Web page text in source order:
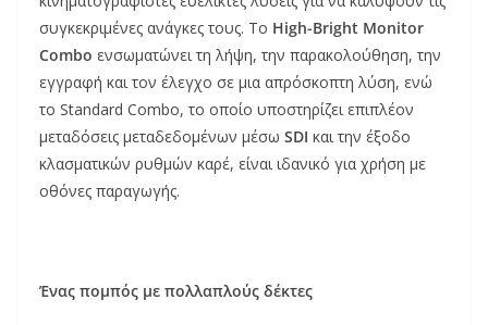
συγκεκριμένες ανάγκες τους. Το High-Bright Monitor
Combo ενσωματώνει τη λήψη, την παρακολούθηση, την
εγγραφή και τον έλεγχο σε μια απρόσκοπτη λύση, ενώ
το Standard Combo, το οποίο υποστηρίζει επιπλέον
μεταδόσεις μεταδεδομένων μέσω SDI και την έξοδο
κλασματικών ρυθμών καρέ, είναι ιδανικό για χρήση με
οθόνες παραγωγής.
Ένας πομπός με πολλαπλούς δέκτες